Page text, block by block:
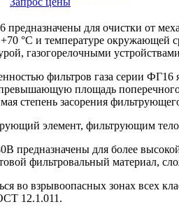
предназначены для очистки от
°С и температуре окружающей
газогорелочными
фильтров газа серии
площадь поперечного
степень засорения
элемент, фильтрующим
предназначены для более
фильтровальный материал,
во взрывоопасных зонах всех
12.1.011.